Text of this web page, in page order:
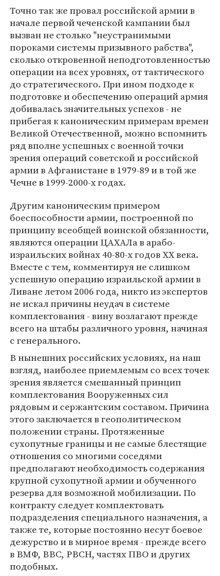
Точно так же провал российской армии в
начале первой чеченской кампании был
вызван не столько "неустранимыми
пороками системы призывного рабства",
сколько откровенной неподготовленностью
операции на всех уровнях, от тактического
до стратегического. При ином подходе к
подготовке и обеспечению операций армия
добивалась значительных успехов - не
прибегая к каноническим примерам времен
Великой Отечественной, можно вспомнить
ряд вполне успешных с военной точки
зрения операций советской и российской
армии в Афганистане в 1979-89 и в той же
Чечне в 1999-2000-х годах.
Другим каноническим примером
боеспособности армии, построенной по
принципу всеобщей воинской обязанности,
являются операции ЦАХАЛа в арабо-
израильских войнах 40-80-х годов XX века.
Вместе с тем, комментируя не слишком
успешную операцию израильской армии в
Ливане летом 2006 года, никто из экспертов
не искал причины неудач в системе
комплектования - вину возлагают прежде
всего на штабы различного уровня, начиная
с генерального.
В нынешних российских условиях, на наш
взгляд, наиболее приемлемым со всех точек
зрения является смешанный принцип
комплектования Вооруженных сил
рядовым и сержантским составом. Причина
этого заключается в геополитическом
положении страны. Протяженные
сухопутные границы и не самые блестящие
отношения со многими соседями
предполагают необходимость содержания
крупной сухопутной армии и обученного
резерва для возможной мобилизации. По
контракту следует комплектовать
подразделения специального назначения, а
также те, которые постоянно несут боевое
дежурство и в мирное время - прежде всего
в ВМФ, ВВС, РВСН, частях ПВО и других
подобных.